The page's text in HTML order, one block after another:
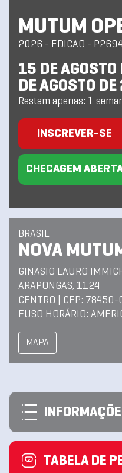
MUTUM
2026 - EDICAO - P2694
15 DE
DE AGOSTO
Restam apenas: 1
INSCREVER-SE
CHECAGEM
BRASIL
NOVA
GINASIO LAURO
ARAPONGAS, 1124
CENTRO | CEP:
FUSO HORÁRIO:
MAPA
TABELA DE